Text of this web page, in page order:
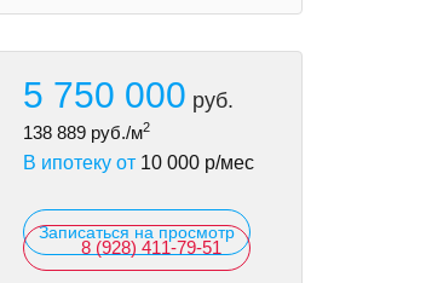
5 750 000 руб.
138 889 руб./м2
В ипотеку от 10 000 р/мес
Записаться на просмотр
8 (928) 411-79-51